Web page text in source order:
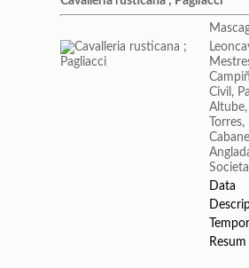
Civil,
Data
Resum